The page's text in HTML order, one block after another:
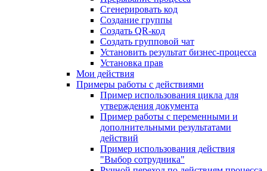
Сгенерировать код
Создание группы
Создать QR-код
Создать групповой чат
Установить результат бизнес-процесса
Установка прав
Мои действия
Примеры работы с действиями
Пример использования цикла для
утверждения документа
Пример работы с переменными и
дополнительными результатами
действий
Пример использования действия
"Выбор сотрудника"